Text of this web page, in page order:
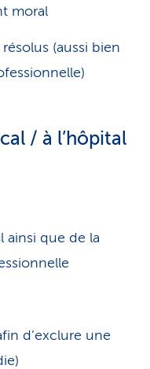
moral
(aussi bien
/ à l’hôpital
ainsi que de la
d’exclure une